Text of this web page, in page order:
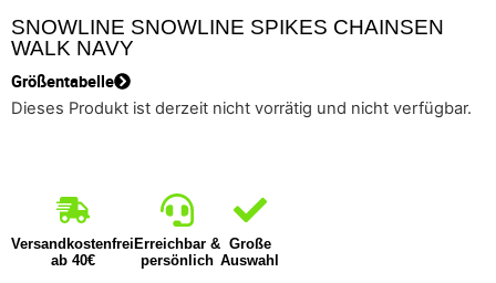
SNOWLINE SNOWLINE SPIKES CHAINSEN
WALK NAVY
Größentabelle
Dieses Produkt ist derzeit nicht vorrätig und nicht verfügbar.
Versandkostenfrei
ab 40€
Erreichbar &
persönlich
Große
Auswahl